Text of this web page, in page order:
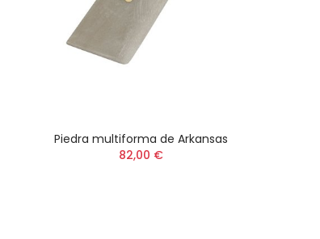
Piedra multiforma de Arkansas
82,00 €